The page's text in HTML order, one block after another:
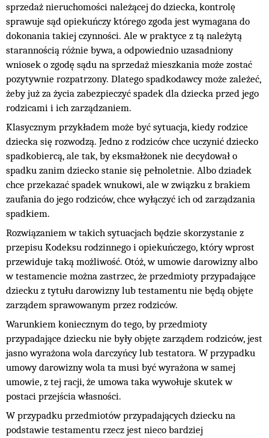
sprzedaż nieruchomości należącej do dziecka, kontrolę
sprawuje sąd opiekuńczy którego zgoda jest wymagana do
dokonania takiej czynności. Ale w praktyce z tą należytą
starannością różnie bywa, a odpowiednio uzasadniony
wniosek o zgodę sądu na sprzedaż mieszkania może zostać
pozytywnie rozpatrzony. Dlatego spadkodawcy może zależeć,
żeby już za życia zabezpieczyć spadek dla dziecka przed jego
rodzicami i ich zarządzaniem.
Klasycznym przykładem może być sytuacja, kiedy rodzice
dziecka się rozwodzą. Jedno z rodziców chce uczynić dziecko
spadkobiercą, ale tak, by eksmałżonek nie decydował o
spadku zanim dziecko stanie się pełnoletnie. Albo dziadek
chce przekazać spadek wnukowi, ale w związku z brakiem
zaufania do jego rodziców, chce wyłączyć ich od zarządzania
spadkiem.
Rozwiązaniem w takich sytuacjach będzie skorzystanie z
przepisu Kodeksu rodzinnego i opiekuńczego, który wprost
przewiduje taką możliwość. Otóż, w umowie darowizny albo
w testamencie można zastrzec, że przedmioty przypadające
dziecku z tytułu darowizny lub testamentu nie będą objęte
zarządem sprawowanym przez rodziców.
Warunkiem koniecznym do tego, by przedmioty
przypadające dziecku nie były objęte zarządem rodziców, jest
jasno wyrażona wola darczyńcy lub testatora. W przypadku
umowy darowizny wola ta musi być wyrażona w samej
umowie, z tej racji, że umowa taka wywołuje skutek w
postaci przejścia własności.
W przypadku przedmiotów przypadających dziecku na
podstawie testamentu rzecz jest nieco bardziej